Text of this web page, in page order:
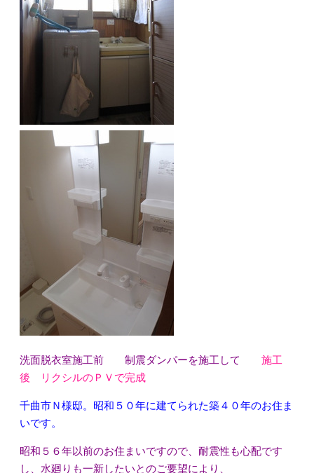
洗面脱衣室施工前 制震ダンパーを施工して
施工
後 リクシルのＰＶで完成
千曲市Ｎ様邸。昭和５０年に建てられた築４０年のお住ま
いです。
昭和５６年以前のお住まいですので、耐震性も心配です
し、水廻りも一新したいとのご要望により、